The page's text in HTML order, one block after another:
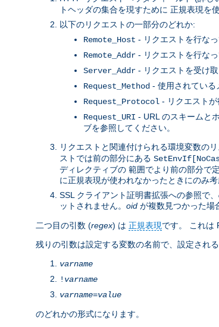
トヘッダの集合を現すために 正規表現を
以下のリクエストの一部分のどれか:
Remote_Host - リクエストを行な
Remote_Addr - リクエストを行な
Server_Addr - リクエストを受け
Request_Method - 使用されている
Request_Protocol - リクエスト
Request_URI - URL のスキームと
ブを参照してください。
リクエストと関連付けられる環境変数の
ストでは前の部分にある
ディレクティブの 範囲でより前の部分で
に正規表現が使われなかったときにのみ考
SSL クライアント証明書拡張への参照で、
ットされません。 oid が複数見つかった場
二つ目の引数 (regex) は 正規表現です。 これは
残りの引数は設定する変数の名前で、設定され
varname
! varname
varname=value
のどれかの形式になります。